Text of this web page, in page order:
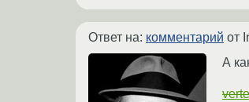
Ответ на: комментарий от
А